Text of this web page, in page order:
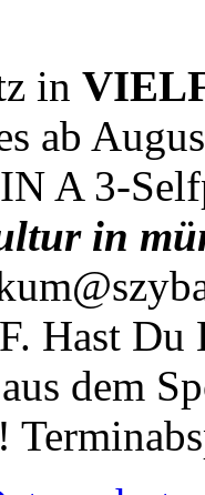
in
ab
A 3-
in
Hast Du
dem